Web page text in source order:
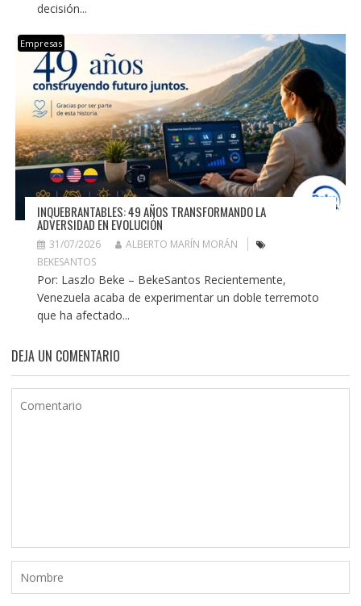
decisión...
Empresas
INQUEBRANTABLES: 49 AÑOS TRANSFORMANDO LA
ADVERSIDAD EN EVOLUCIÓN
31/07/2026
ALBERTO MARÍN MORÁN
BEKESANTOS
Por: Laszlo Beke – BekeSantos Recientemente,
Venezuela acaba de experimentar un doble terremoto
que ha afectado...
DEJA UN COMENTARIO